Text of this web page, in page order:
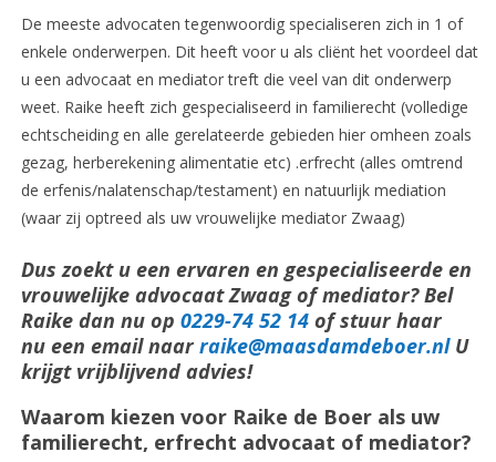
De meeste advocaten tegenwoordig specialiseren zich in 1 of
enkele onderwerpen. Dit heeft voor u als cliënt het voordeel dat
u een advocaat en mediator treft die veel van dit onderwerp
weet. Raike heeft zich gespecialiseerd in familierecht (volledige
echtscheiding en alle gerelateerde gebieden hier omheen zoals
gezag, herberekening alimentatie etc) .erfrecht (alles omtrend
de erfenis/nalatenschap/testament) en natuurlijk mediation
(waar zij optreed als uw vrouwelijke mediator Zwaag)
Dus zoekt u een ervaren en gespecialiseerde en
vrouwelijke advocaat Zwaag of mediator? Bel
Raike dan nu op 0229-74 52 14 of stuur haar
nu een email naar raike@maasdamdeboer.nl U
krijgt vrijblijvend advies!
Waarom kiezen voor Raike de Boer als uw
familierecht, erfrecht advocaat of mediator?